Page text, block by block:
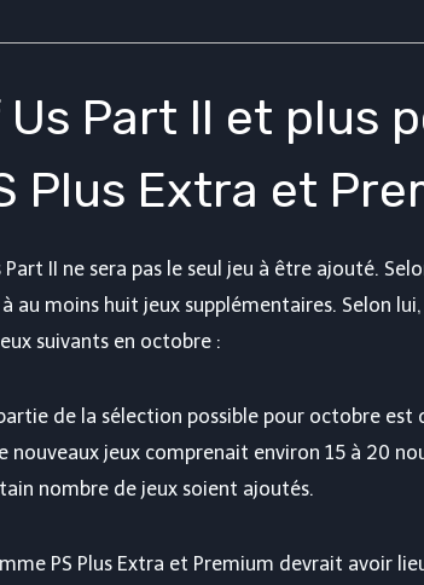
Part II et plus
Plus Extra et
II ne sera pas le seul jeu à être ajouté.
au moins huit jeux supplémentaires. Selon lui,
suivants en octobre :
de la sélection possible pour octobre est
nouveaux jeux comprenait environ 15 à 20
nombre de jeux soient ajoutés.
PS Plus Extra et Premium devrait avoir